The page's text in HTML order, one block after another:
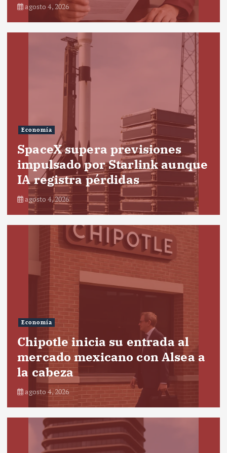
agosto 4, 2026
Economía
SpaceX supera previsiones
impulsado por Starlink aunque
IA registra pérdidas
agosto 4, 2026
Economía
Chipotle inicia su entrada al
mercado mexicano con Alsea a
la cabeza
agosto 4, 2026